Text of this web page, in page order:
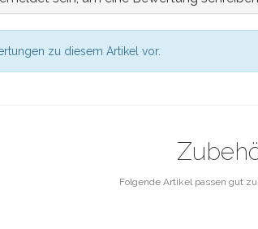
zu diesem Artikel vor.
Folgende Artikel passen gut